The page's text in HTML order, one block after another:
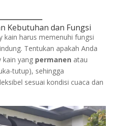
Kebutuhan dan Fungsi
kain harus memenuhi fungsi
Tentukan apakah Anda
kain yang permanen atau
tutup), sehingga
sesuai kondisi cuaca dan